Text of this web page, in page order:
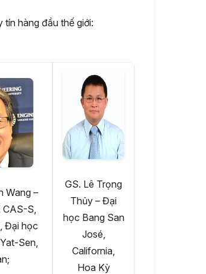
hàng đầu thế giới:
Wang –
S,
Đại học
Sen,
GS. Lê Trọng
Thủy – Đại
học Bang San
José,
California,
Hoa Kỳ